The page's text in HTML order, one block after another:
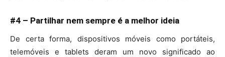
#4 – Partilhar nem sempre é a melhor ideia
De certa forma, dispositivos móveis como portáteis,
telemóveis e tablets deram um novo significado ao